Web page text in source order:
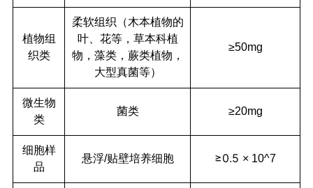
植物组
织类
柔软组织（木本植物的
叶、花等，草本科植
物，藻类，蕨类植物，
大型真菌等）
≥50mg
微生物
类
菌类 ≥20mg
细胞样
品
悬浮/贴壁培养细胞 ≥0.5 × 10^7